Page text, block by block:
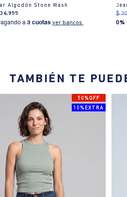
Algodón Stone Wash
.955
a3 cuotas.ver bancos.
$
0%
TAMBIÉN TE
50%OFF
10%EXTRA